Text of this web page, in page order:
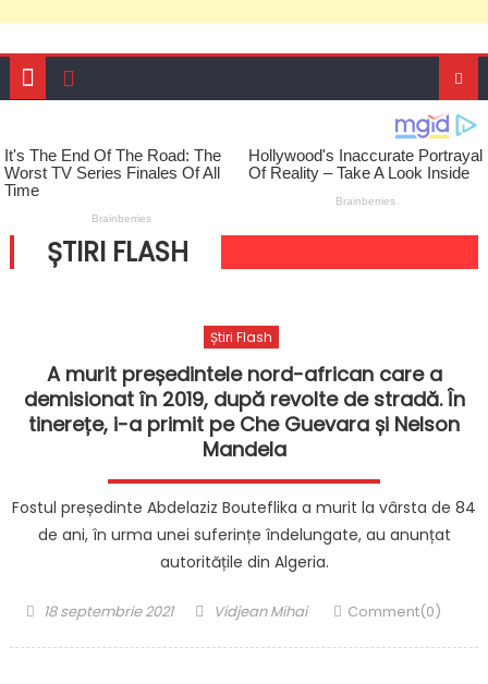
ȘTIRI FLASH
Știri Flash
A murit președintele nord-african care a
demisionat în 2019, după revolte de stradă. În
tinerețe, i-a primit pe Che Guevara și Nelson
Mandela
Fostul președinte Abdelaziz Bouteflika a murit la vârsta de 84
de ani, în urma unei suferințe îndelungate, au anunțat
autoritățile din Algeria.
Posted
18 septembrie 2021 Author
Vidjean Mihai Comment(0)